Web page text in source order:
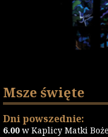
Msze święte
Dni powszednie:
6.00 w Kaplicy Matki